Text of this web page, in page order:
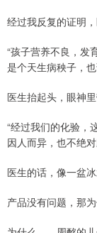
经过我反复的证明
“孩子营养不良，发
是个天生病秧子，
医生抬起头，眼神里
“经过我们的化验，
因人而异，也不绝
医生的话，像一盆
产品没有问题，那